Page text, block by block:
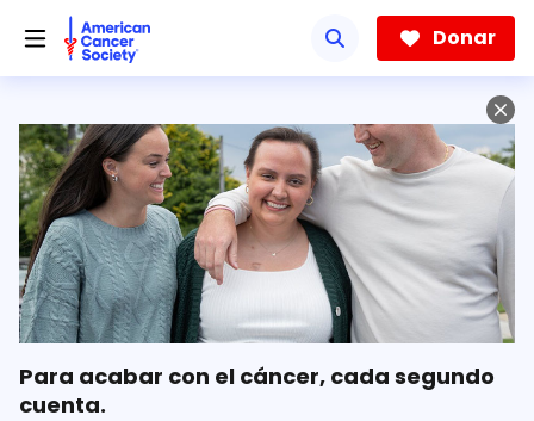
hacia
contenido
Donar
Para acabar con el cáncer, cada segundo
cuenta.